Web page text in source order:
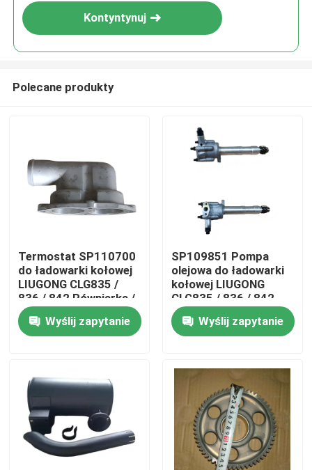
Dom
wideo
O nas
Kontyntynuj
Polecane produkty
Termostat SP110700
do ładowarki kołowej
LIUGONG CLG835 /
836 / 842 Równiarka /
walec drogowy
CLG418 / 4180D / 612
/ 614
Wyślij zapytanie
SP109851 Pompa
olejowa do ładowarki
kołowej LIUGONG
CLG835 / 836 / 842
Ekskawator
CLG920C/D / 922D /
925D
Wyślij zapytanie